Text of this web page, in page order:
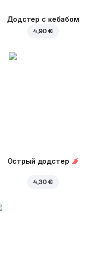
Додстер с кебабом
4,90 €
Острый додстер
4,30 €